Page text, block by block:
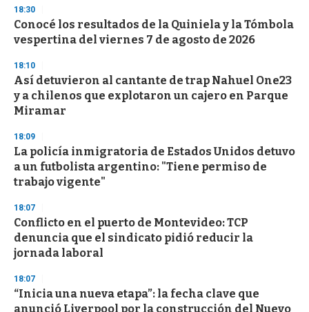
d
s
18:30
Conocé los resultados de la Quiniela y la Tómbola
vespertina del viernes 7 de agosto de 2026
18:10
Así detuvieron al cantante de trap Nahuel One23
y a chilenos que explotaron un cajero en Parque
Miramar
18:09
La policía inmigratoria de Estados Unidos detuvo
a un futbolista argentino: "Tiene permiso de
trabajo vigente"
18:07
Conflicto en el puerto de Montevideo: TCP
denuncia que el sindicato pidió reducir la
jornada laboral
18:07
“Inicia una nueva etapa”: la fecha clave que
anunció Liverpool por la construcción del Nuevo